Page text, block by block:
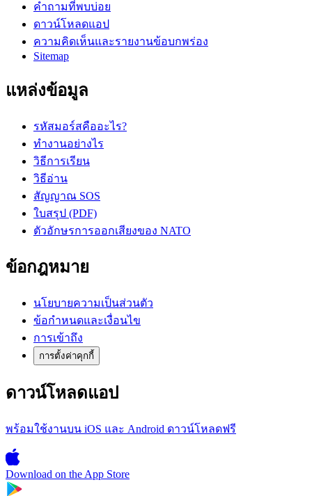
คำถามที่พบบ่อย
ดาวน์โหลดแอป
ความคิดเห็นและรายงานข้อบกพร่อง
Sitemap
แหล่งข้อมูล
รหัสมอร์สคืออะไร?
ทำงานอย่างไร
วิธีการเรียน
วิธีอ่าน
สัญญาณ SOS
ใบสรุป (PDF)
ตัวอักษรการออกเสียงของ NATO
ข้อกฎหมาย
นโยบายความเป็นส่วนตัว
ข้อกำหนดและเงื่อนไข
การเข้าถึง
การตั้งค่าคุกกี้
ดาวน์โหลดแอป
พร้อมใช้งานบน iOS และ Android ดาวน์โหลดฟรี
Download on the App Store